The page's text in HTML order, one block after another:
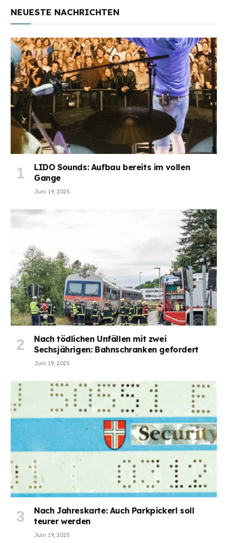
NEUESTE NACHRICHTEN
LIDO Sounds: Aufbau bereits im vollen
Gange
Juni 19, 2025
Nach tödlichen Unfällen mit zwei
Sechsjährigen: Bahnschranken gefordert
Juni 19, 2025
Nach Jahreskarte: Auch Parkpickerl soll
teurer werden
Juni 19, 2025